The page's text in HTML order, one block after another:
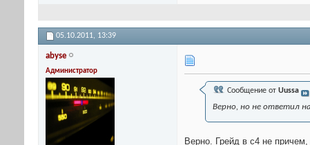
05.10.2011, 13:39
abyse
Администратор
Сообщение от Uussa
Верно, но не ответил
Верно. Грейд в с4 не